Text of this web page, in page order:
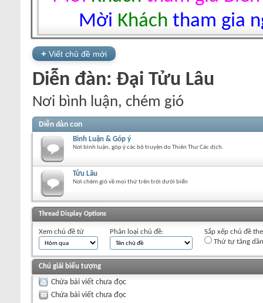
Mời Khách tham gia
+ Viết chủ đề mới
Diễn đàn: Đại Tửu Lâu
Nơi bình luận, chém gió
Diễn đàn con
Bình Luận & Góp ý
Nơi bình luận, góp ý các bộ truyện do Thiên Thư Các dịch.
Tửu Lâu
Nơi chém gió về mọi thứ trên trời dưới biển
+Viết chủ đề mới
Thread Display Options
Xem chủ đề từ Phân loại chủ đề:
Sắp xếp chủ đề
Thứ tự tăng dần
Chú giải biểu tượng
Chứa bài viết chưa đọc
Chứa bài viết chưa đọc